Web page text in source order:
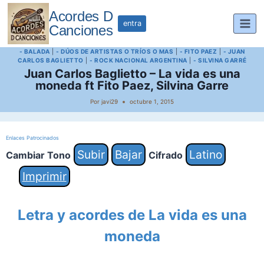
Saltar
contenido
Acordes D
Canciones
entra
- BALADA - DÚOS DE ARTISTAS O TRÍOS O MAS - FITO PAEZ
- JUAN
CARLOS BAGLIETTO
- ROCK NACIONAL ARGENTINA - SILVINA GARRÉ
Juan Carlos Baglietto – La vida es una
moneda ft Fito Paez, Silvina Garre
Por javi29 octubre 1, 2015
Enlaces Patrocinados
Cambiar Tono Subir Bajar Cifrado
Latino
Imprimir
Letra y acordes de La vida es una
moneda